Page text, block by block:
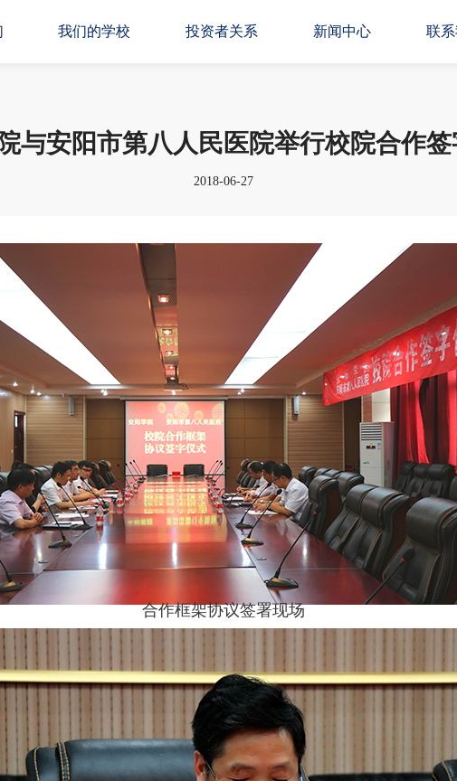
我们的学校 投资者关系 新闻中心 联
与安阳市第八人民医院举行校院合作
2018-06-27
合作框架协议签署现场